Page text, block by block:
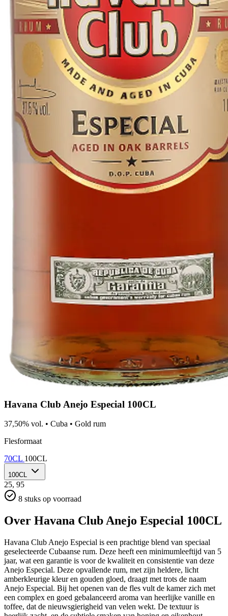
Havana Club Anejo Especial 100CL
37,50% vol. • Cuba • Gold rum
Flesformaat
70CL 100CL
100CL
25, 95
8 stuks op voorraad
Over Havana Club Anejo Especial 100CL
Havana Club Anejo Especial is een prachtige blend van speciaal
geselecteerde Cubaanse rum. Deze heeft een minimumleeftijd van 5
jaar, wat een garantie is voor de kwaliteit en consistentie van deze
Anejo Especial. Deze opvallende rum, met zijn heldere, licht
amberkleurige kleur en gouden gloed, draagt met trots de naam
Anejo Especial. Bij het openen van de fles vult de kamer zich met
een complex en goed gebalanceerd aroma van heerlijke vanille en
toffee, dat de nieuwsgierigheid van velen wekt. De textuur is